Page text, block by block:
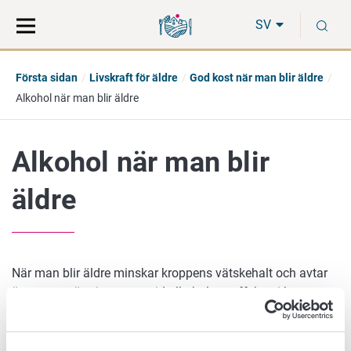
direkt
till
på
hela
SV
Första sidan Livskraft för äldre
God kost när man blir äldre
Alkohol när man blir äldre
Alkohol när man blir
äldre
När man blir äldre minskar kroppens vätskehalt och avtar
ämnesomsättningen, varvid alkoholens effekter i kroppen
ökar. Dessutom försämras njur- och leverfunktionen och
läkemedel avlägsnas långsammare ur kroppen. Då kan